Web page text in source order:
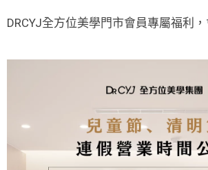
DRCYJ全方位美學門市會員專屬福利